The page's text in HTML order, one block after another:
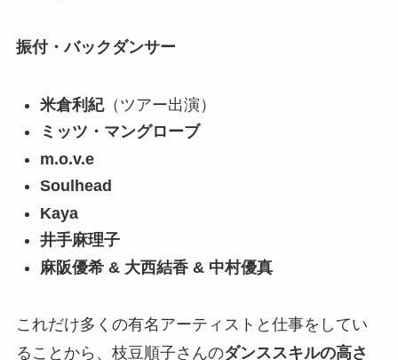
振付・バックダンサー
米倉利紀（ツアー出演）
ミッツ・マングローブ
m.o.v.e
Soulhead
Kaya
井手麻理子
麻阪優希 & 大西結香 & 中村優真
これだけ多くの有名アーティストと仕事をしてい
ることから、枝豆順子さんのダンススキルの高さ